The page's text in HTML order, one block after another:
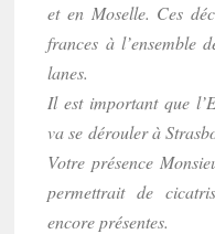
et en Moselle. Ces
frances à l’en­semble
lanes.
Il est impor­tant que
va se dérou­ler à
Votre présence
permet­trait de
encore présentes.